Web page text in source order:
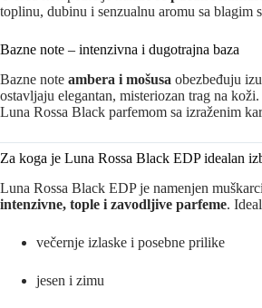
toplinu, dubinu i senzualnu aromu sa blagim
Bazne note – intenzivna i dugotrajna baza
Bazne note ambera i mošusa obezbeđuju
ostavljaju elegantan, misteriozan trag na
Luna Rossa Black parfemom sa izraženim
Za koga je Luna Rossa Black EDP idealan
Luna Rossa Black EDP je namenjen
intenzivne, tople i zavodljive parfeme.
večernje izlaske i posebne prilike
jesen i zimu